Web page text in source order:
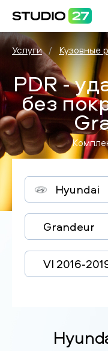
Услуги / Кузовные
PDR -
без
Hyundai
Grandeur
VI 2016-